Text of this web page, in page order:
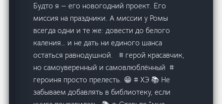
Будто я — его новогодний проект. Его
миссия на праздники. А миссии у Ромы
всегда одни и те же: довести до белого
каления… и не дать ни единого шанса
остаться равнодушной. # герой красавчик,
но самоуверенный и самовлюблённый #
героиня просто прелесть. 😁 # ХЭ 📚 Не
забываем добавлять в библиотеку, если